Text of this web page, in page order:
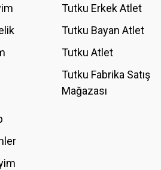
Tutku Erkek Atlet
Tutku Bayan Atlet
Tutku Atlet
Tutku Fabrika Satış
Mağazası